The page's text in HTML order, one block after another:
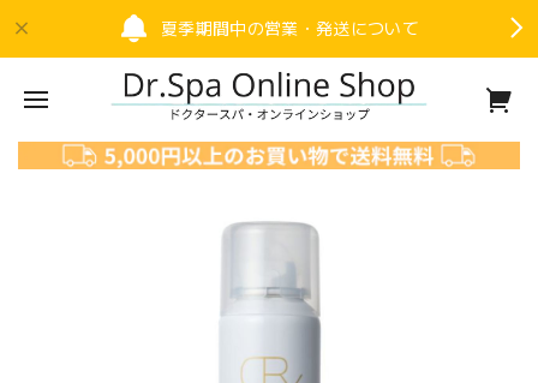
夏季期間中の営業・発送について